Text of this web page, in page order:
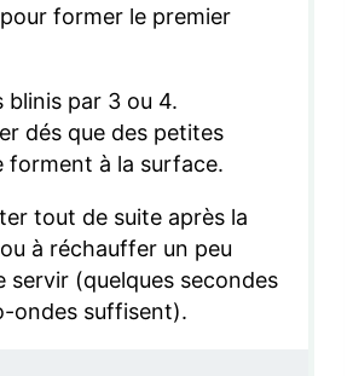
former le premier
blinis par 3 ou 4.
dés que des petites
forment à la surface.
tout de suite après la
à réchauffer un peu
servir (quelques secondes
ondes suffisent).